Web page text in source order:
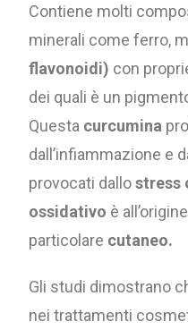
Contiene molti
minerali come ferro,
flavonoidi) con
dei quali è un
Questa curcumina
dall’infiammazione e
provocati dallostress
ossidativo è all’origine
particolare cutaneo.
Gli studi dimostrano
nei trattamenti